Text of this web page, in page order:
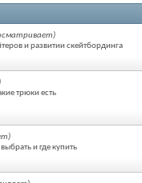
и развитии скейтбординга
трюки есть
и где купить